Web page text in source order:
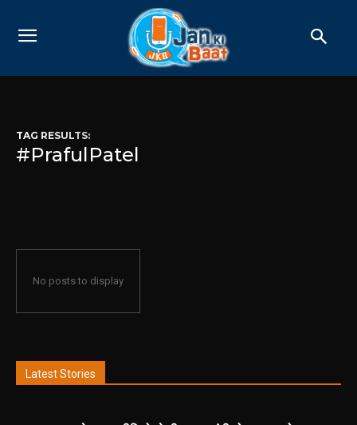
TAG RESULTS:
#PrafulPatel
No posts to display
Latest Stories